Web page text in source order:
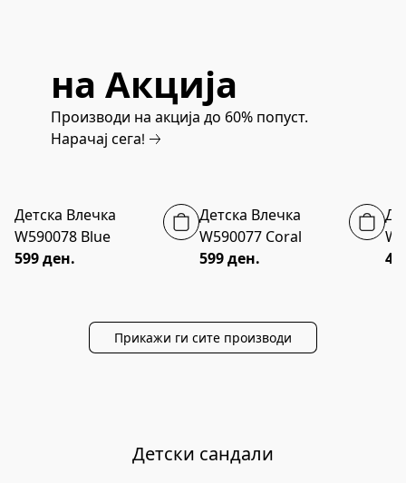
на Акција
Производи на акција до 60% попуст.
Нарачај сега!
NEW COLLECTION
Детска Влечка
W590078 Blue
599 ден.
NEW COLLECTION
Детска Влечка
W590077 Coral
599 ден.
Прикажи ги сите производи
Детски сандали